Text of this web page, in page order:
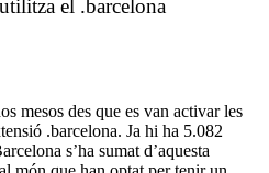
el .barcelona
mesos des que es van activar les
.barcelona. Ja hi ha 5.082
s’ha sumat d’aquesta